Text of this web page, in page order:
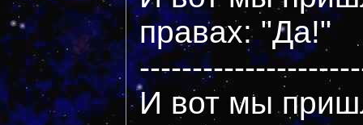
правах: "Да!"
И вот мы